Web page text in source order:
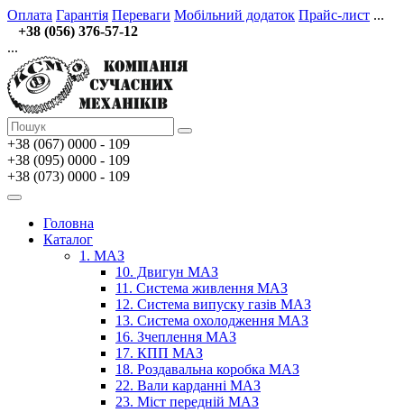
Оплата Гарантія Переваги Мобільний додаток Прайс-лист ...
+38 (056) 376-57-12
...
+38 (067) 0000 - 109
+38 (095) 0000 - 109
+38 (073) 0000 - 109
Головна
Каталог
1. МАЗ
10. Двигун МАЗ
11. Система живлення МАЗ
12. Система випуску газів МАЗ
13. Система охолодження МАЗ
16. Зчеплення МАЗ
17. КПП МАЗ
18. Роздавальна коробка МАЗ
22. Вали карданні МАЗ
23. Міст передній МАЗ